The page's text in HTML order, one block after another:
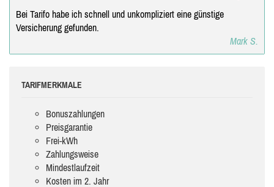
Bei Tarifo habe ich schnell und unkompliziert eine günstige
Versicherung gefunden.
Mark S.
TARIFMERKMALE
Bonuszahlungen
Preisgarantie
Frei-kWh
Zahlungsweise
Mindestlaufzeit
Kosten im 2. Jahr